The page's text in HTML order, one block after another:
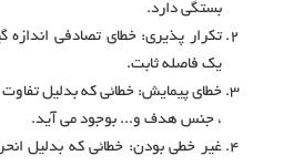
بستگی دارد.
تکرار پذیری: خطای تصادفی اندازه
یک فاصله ثابت.
خطای پیمایش: خطائی که بدلیل
، جنس هدف و... بوجود می آید.
غیر خطی بودن: خطائی که بدلیل